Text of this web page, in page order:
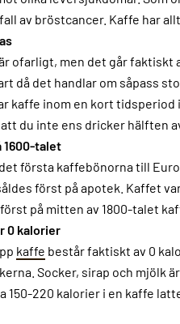
av bröstcancer. Kaffe har
ofarligt, men det går faktiskt
då det handlar om såpass
kaffe inom en kort
du inte ens dricker hälften
1600-talet
första kaffebönorna till
först på apotek. Kaffet
på mitten av 1800-talet
0 kalorier
kaffe består faktiskt av 0
Socker, sirap och mjölk
150-220 kalorier i en kaffe